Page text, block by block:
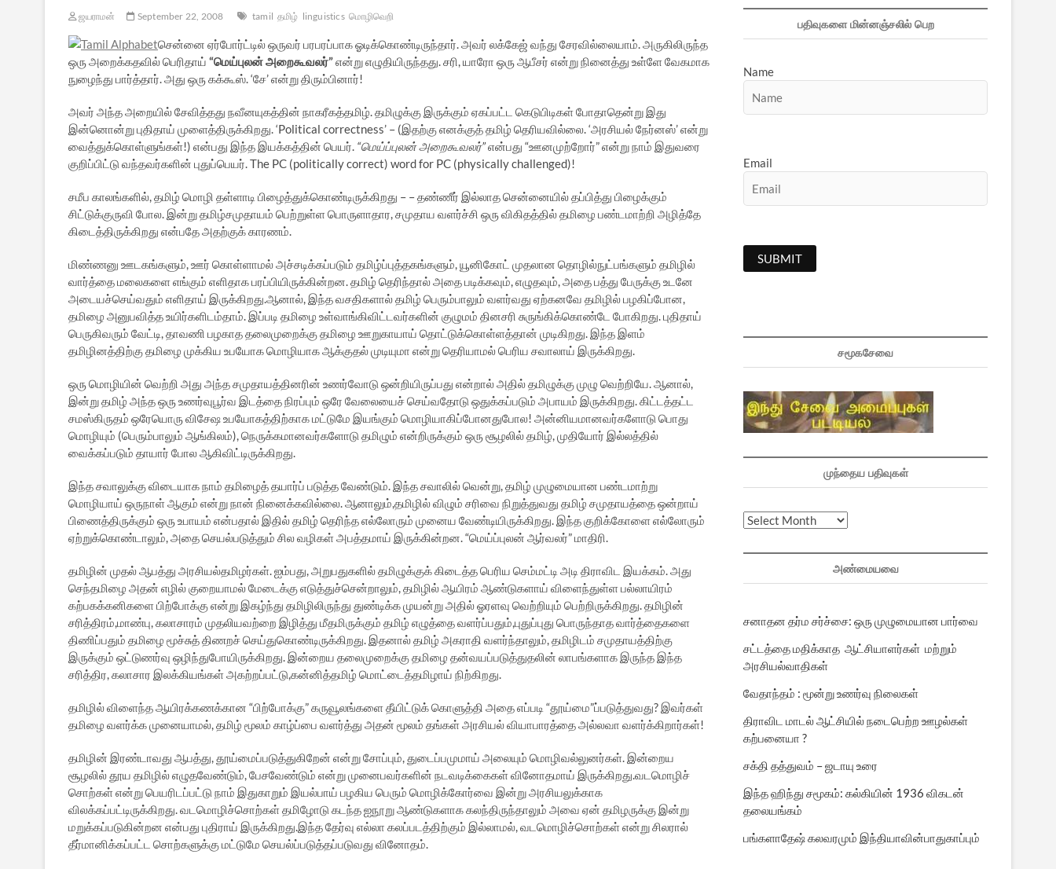
ஜயராமன் September 22, 2008 tamil தமிழ் linguistics மொழிவெறி
சென்னை ஏர்போர்ட்டில் ஒருவர் பரபரப்பாக ஓடிக்கொண்டிருந்தார். அவர் லக்கேஜ் வந்து சேரவில்லையாம். அருகிலிருந்த
ஒரு அறைக்கதவில் பெரிதாய் “மெய்புலன் அறைகூவலர்”என்று எழுதியிருந்தது. சரி, யாரோ ஒரு ஆபீசர் என்று நினைத்து உள்ளே வேகமாக
நுழைந்து பார்த்தார். அது ஒரு கக்கூஸ். ‘சே’ என்று திரும்பினார்!
அவர் அந்த அறையில் சேவித்தது நவீனயுகத்தின் நாகரீகத்தமிழ். தமிழுக்கு இருக்கும் ஏகப்பட்ட கெடுபிடிகள் போதாதென்று இது
இன்னொன்று புதிதாய் முளைத்திருக்கிறது. ‘Political correctness’ – (இதற்கு எனக்குத் தமிழ் தெரியவில்லை. ‘அரசியல் நேர்னஸ்’ என்று
வைத்துக்கொள்ளுங்கள்!) என்பது இந்த இயக்கத்தின் பெயர். “மெய்ப்புலன் அறைகூவலர்”என்பது “ஊனமுற்றோர்” என்று நாம் இதுவரை
குறிப்பிட்டு வந்தவர்களின் புதுப்பெயர். The PC (politically correct) word for PC (physically challenged)!
சமீப காலங்களில், தமிழ் மொழி தள்ளாடி பிழைத்துக்கொண்டிருக்கிறது – – தண்ணீர் இல்லாத சென்னையில் தப்பித்து பிழைக்கும்
சிட்டுக்குருவி போல. இன்று தமிழ்சமுதாயம் பெற்றுள்ள பொருளாதார, சமுதாய வளர்ச்சி ஒரு விகிதத்தில் தமிழை பண்டமாற்றி அழித்தே
கிடைத்திருக்கிறது என்பதே அதற்குக் காரணம்.
மிண்ணனு ஊடகங்களும், ஊர் கொள்ளாமல் அச்சடிக்கப்படும் தமிழ்ப்புத்தகங்களும், யூனிகோட் முதலான தொழில்நுட்பங்களும் தமிழில்
வார்த்தை மலைகளை எங்கும் எளிதாக பரப்பியிருக்கின்றன. தமிழ் தெரிந்தால் அதை படிக்கவும், எழுதவும், அதை பத்து பேருக்கு உடனே
அடையச்செய்வதும் எளிதாய் இருக்கிறது.ஆனால், இந்த வசதிகளால் தமிழ் பெரும்பாலும் வளர்வது ஏற்கனவே தமிழில் பழகிப்போன,
தமிழை அனுபவித்த உயிர்களிடம்தாம். இப்படி தமிழை உள்வாங்கிவிட்டவர்களின் குழுமம் தினசரி சுருங்கிக்கொண்டே போகிறது. புதிதாய்
பெருகிவரும் வேட்டி, தாவணி பழகாத தலைமுறைக்கு தமிழை ஊறுகாயாய் தொட்டுக்கொள்ளத்தான் முடிகிறது. இந்த இளம்
தமிழினத்திற்கு தமிழை முக்கிய உபயோக மொழியாக ஆக்குதல் முடியுமா என்று தெரியாமல் பெரிய சவாலாய் இருக்கிறது.
ஒரு மொழியின் வெற்றி அது அந்த சமுதாயத்தினரின் உணர்வோடு ஒன்றியிருப்பது என்றால் அதில் தமிழுக்கு முழு வெற்றியே. ஆனால்,
இன்று தமிழ் அந்த ஒரு உணர்வுபூர்வ இடத்தை நிரப்பும் ஒரே வேலையைச் செய்வதோடு ஒதுக்கப்படும் அபாயம் இருக்கிறது. கிட்டத்தட்ட
சமஸ்கிருதம் ஒரேயொரு விசேஷ உபயோகத்திற்காக மட்டுமே இயங்கும் மொழியாகிப்போனதுபோல! அன்னியமானவர்களோடு பொது
மொழியும் (பெரும்பாலும் ஆங்கிலம்), நெருக்கமானவர்களோடு தமிழும் என்றிருக்கும் ஒரு சூழலில் தமிழ், முதியோர் இல்லத்தில்
வைக்கப்படும் தாயார் போல ஆகிவிட்டிருக்கிறது.
இந்த சவாலுக்கு விடையாக நாம் தமிழைத் தயார்ப் படுத்த வேண்டும். இந்த சவாலில் வென்று, தமிழ் முழுமையான பண்டமாற்று
மொழியாய் ஒருநாள் ஆகும் என்று நான் நினைக்கவில்லை. ஆனாலும்,தமிழில் விழும் சரிவை நிறுத்துவது தமிழ் சமுதாயத்தை ஒன்றாய்
பிணைத்திருக்கும் ஒரு உபாயம் என்பதால் இதில் தமிழ் தெரிந்த எல்லோரும் முனைய வேண்டியிருக்கிறது. இந்த குறிக்கோளை எல்லோரும்
ஏற்றுக்கொண்டாலும், அதை செயல்படுத்தும் சில வழிகள் அபத்தமாய் இருக்கின்றன. “மெய்ப்புலன் ஆர்வலர்” மாதிரி.
தமிழின் முதல் ஆபத்து அரசியல்தமிழர்கள். ஐம்பது, அறுபதுகளில் தமிழுக்குக் கிடைத்த பெரிய செம்மட்டி அடி திராவிட இயக்கம். அது
செந்தமிழை அதன் எழில் குறையாமல் மேடைக்கு எடுத்துச்சென்றாலும், தமிழில் ஆயிரம் ஆண்டுகளாய் விளைந்துள்ள பல்லாயிரம்
கற்பகக்கனிகளை பிற்போக்கு என்று இகழ்ந்து தமிழிலிருந்து துண்டிக்க முயன்று அதில் ஓரளவு வெற்றியும் பெற்றிருக்கிறது. தமிழின்
சரித்திரம்,மாண்பு, கலாசாரம் முதலியவற்றை இழித்து மீதமிருக்கும் தமிழ் எழுத்தை வளர்ப்பதும்,புதுப்புது பொருந்தாத வார்த்தைகளை
திணிப்பதும் தமிழை மூச்சுத் திணறச் செய்துகொண்டிருக்கிறது. இதனால் தமிழ் அகராதி வளர்ந்தாலும், தமிழிடம் சமுதாயத்திற்கு
இருக்கும் ஒட்டுணர்வு ஒழிந்துபோயிருக்கிறது. இன்றைய தலைமுறைக்கு தமிழை தன்வயப்படுத்துதலின் லாபங்களாக இருந்த இந்த
சரித்திர, கலாசார இலக்கியங்கள் அகற்றப்பட்டு,கன்னித்தமிழ் மொட்டைத்தமிழாய் நிற்கிறது.
தமிழில் விளைந்த ஆயிரக்கணக்கான “பிற்போக்கு” கருவூலங்களை தீயிட்டுக் கொளுத்தி அதை எப்படி “தூய்மை”ப்படுத்துவது? இவர்கள்
தமிழை வளர்க்க முனையாமல், தமிழ் மூலம் காழ்ப்பை வளர்த்து அதன் மூலம் தங்கள் அரசியல் வியாபாரத்தை அல்லவா வளர்க்கிறார்கள்!
தமிழின் இரண்டாவது ஆபத்து, தூய்மைப்படுத்துகிறேன் என்று சோப்பும், துடைப்பமுமாய் அலையும் மொழிவல்லுனர்கள். இன்றைய
சூழலில் தூய தமிழில் எழுதவேண்டும், பேசவேண்டும் என்று முனைபவர்களின் நடவடிக்கைகள் வினோதமாய் இருக்கிறது.வடமொழிச்
சொற்கள் என்று பெயரிடப்பட்டு நாம் இதுகாறும் இயல்பாய் பழகிய பெரும் மொழிக்கோர்வை இன்று அரசியலுக்காக
விலக்கப்பட்டிருக்கிறது. வடமொழிச்சொற்கள் தமிழோடு கடந்த ஐநூறு ஆண்டுகளாக கலந்திருந்தாலும் அவை ஏன் தமிழருக்கு இன்று
மறுக்கப்படுகின்றன என்பது புதிராய் இருக்கிறது.இந்த தேர்வு எல்லா கலப்படத்திற்கும் இல்லாமல், வடமொழிச்சொற்கள் என்று சிலரால்
தீர்மானிக்கப்பட்ட சொற்களுக்கு மட்டுமே செயல்ப்படுத்தப்படுவது வினோதம்.
பதிவுகளை மின்னஞ்சலில் பெற
Name
Email
சமூகசேவை
முந்தைய பதிவுகள்
முந்தைய
அண்மையவை
சனாதன தர்ம சர்ச்சை: ஒரு முழுமையான பார்வை
சட்டத்தை மதிக்காத ஆட்சியாளர்கள் மற்றும்
அரசியல்வாதிகள்
வேதாந்தம் : மூன்று உணர்வு நிலைகள்
திராவிட மாடல் ஆட்சியில் நடைபெற்ற ஊழல்கள்
கற்பனையா ?
சக்தி தத்துவம் – ஜடாயு உரை
இந்த ஹிந்து சமூகம்: கல்கியின் 1936 விகடன்
தலையங்கம்
பங்களாதேஷ் கலவரமும் இந்தியாவின்பாதுகாப்பும்